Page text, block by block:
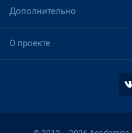
Дополнительно
О проекте